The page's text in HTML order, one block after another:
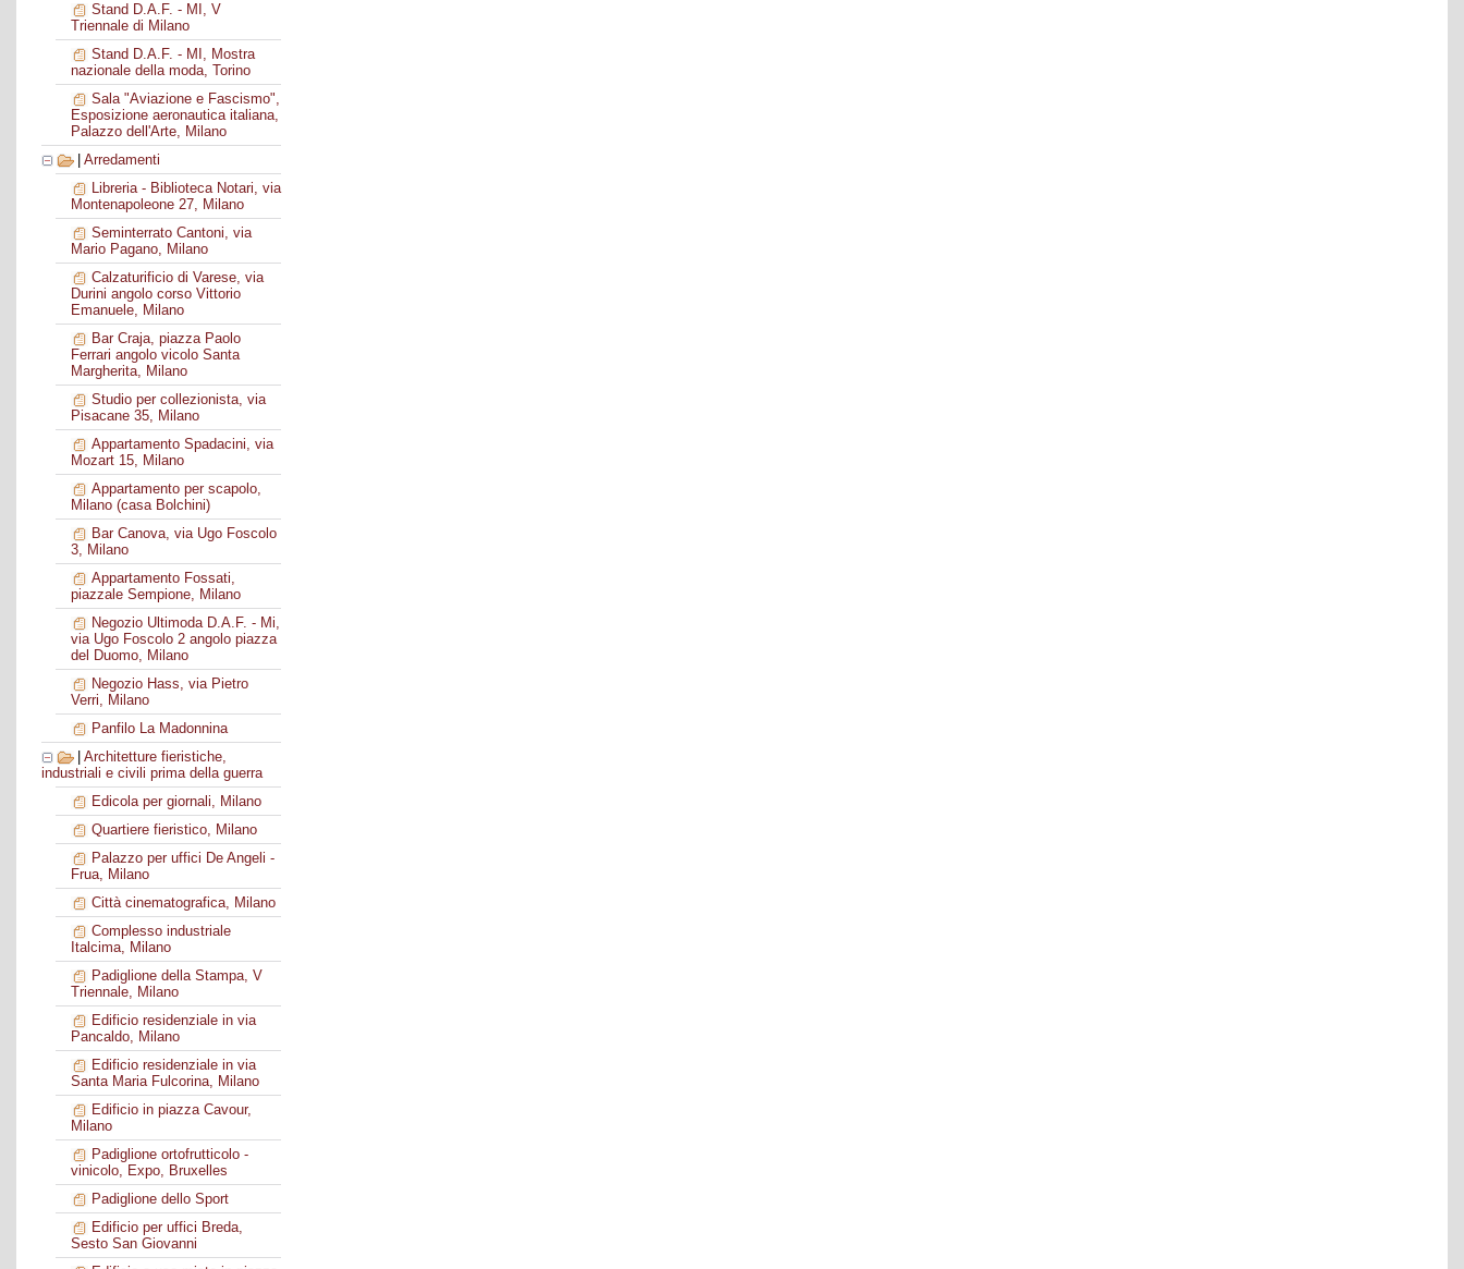
Stand D.A.F. - MI, V
Triennale di Milano
Stand D.A.F. - MI, Mostra
nazionale della moda, Torino
Sala "Aviazione e Fascismo",
Esposizione aeronautica italiana,
Palazzo dell'Arte, Milano
Arredamenti
Libreria - Biblioteca Notari, via
Montenapoleone 27, Milano
Seminterrato Cantoni, via
Mario Pagano, Milano
Calzaturificio di Varese, via
Durini angolo corso Vittorio
Emanuele, Milano
Bar Craja, piazza Paolo
Ferrari angolo vicolo Santa
Margherita, Milano
Studio per collezionista, via
Pisacane 35, Milano
Appartamento Spadacini, via
Mozart 15, Milano
Appartamento per scapolo,
Milano (casa Bolchini)
Bar Canova, via Ugo Foscolo
3, Milano
Appartamento Fossati,
piazzale Sempione, Milano
Negozio Ultimoda D.A.F. - Mi,
via Ugo Foscolo 2 angolo piazza
del Duomo, Milano
Negozio Hass, via Pietro
Verri, Milano
Panfilo La Madonnina
Architetture fieristiche,
industriali e civili prima della guerra
Edicola per giornali, Milano
Quartiere fieristico, Milano
Palazzo per uffici De Angeli -
Frua, Milano
Città cinematografica, Milano
Complesso industriale
Italcima, Milano
Padiglione della Stampa, V
Triennale, Milano
Edificio residenziale in via
Pancaldo, Milano
Edificio residenziale in via
Santa Maria Fulcorina, Milano
Edificio in piazza Cavour,
Milano
Padiglione ortofrutticolo -
vinicolo, Expo, Bruxelles
Padiglione dello Sport
Edificio per uffici Breda,
Sesto San Giovanni